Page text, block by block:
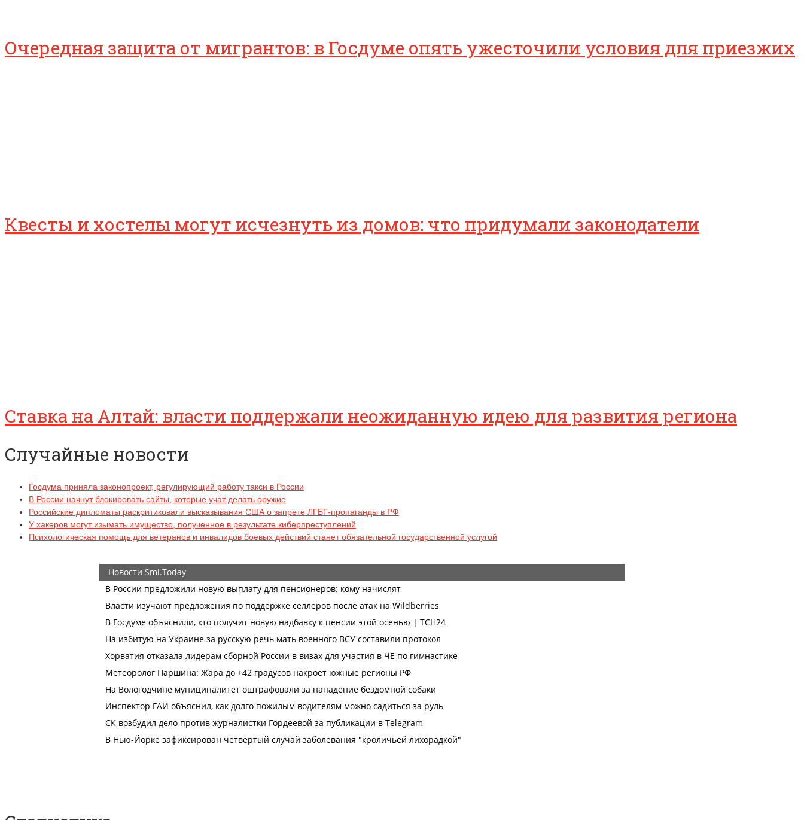
Очередная защита от мигрантов: в Госдуме опять ужесточили условия для приезжих
Квесты и хостелы могут исчезнуть из домов: что придумали законодатели
Ставка на Алтай: власти поддержали неожиданную идею для развития региона
Случайные новости
Госдума приняла законопроект, регулирующий работу такси в России
В России начнут блокировать сайты, которые учат делать оружие
Российские дипломаты раскритиковали высказывания США о запрете ЛГБТ-пропаганды в РФ
У хакеров могут изымать имущество, полученное в результате киберпреступлений
Психологическая помощь для ветеранов и инвалидов боевых действий станет обязательной государственной услугой